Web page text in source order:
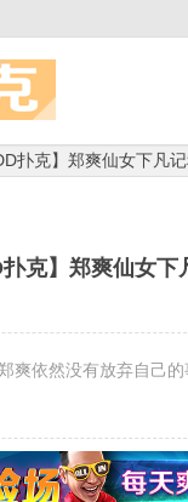
扑克】郑爽仙女下凡
扑克】郑爽仙女
爽依然没有放弃自己